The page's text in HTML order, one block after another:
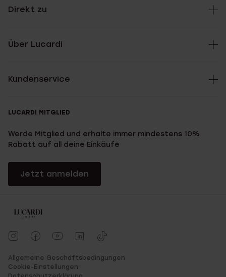
Direkt zu
Über Lucardi
Kundenservice
LUCARDI MITGLIED
Werde Mitglied und erhalte immer mindestens 10%
Rabatt auf all deine Einkäufe
Jetzt anmelden
Allgemeine Geschäftsbedingungen
Cookie-Einstellungen